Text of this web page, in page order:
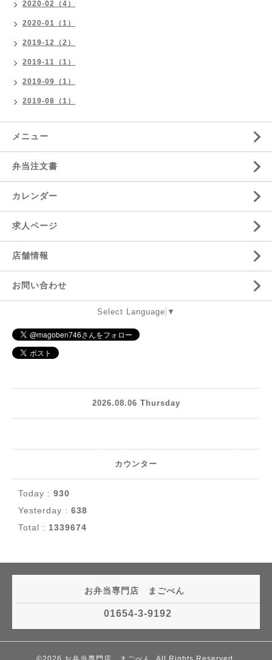
2020-02（4）
2020-01（1）
2019-12（2）
2019-11（1）
2019-09（1）
2019-08（1）
メニュー
弁当注文書
カレンダー
求人ページ
店舗情報
お問い合わせ
Select Language ▼
2026.08.06 Thursday
カウンター
Today : 930
Yesterday : 638
Total : 1339674
お弁当専門店 まごべん
01654-3-9192